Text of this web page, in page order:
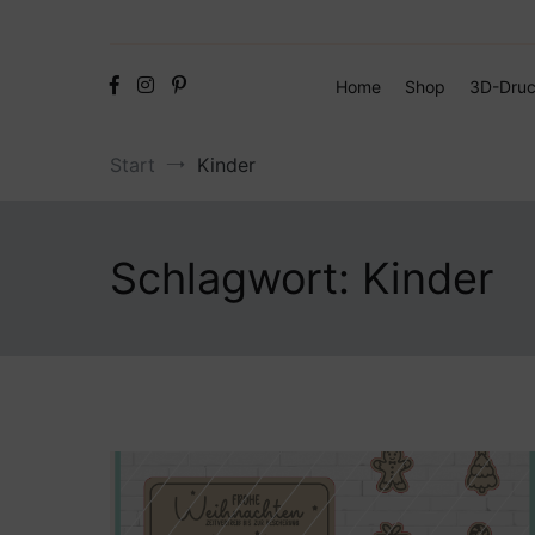
Home
Shop 3D-
Start Kinder
Schlagwort: Kinder